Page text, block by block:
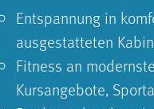
Entspannung in
ausgestatteten
Fitness an
Kursangebote,